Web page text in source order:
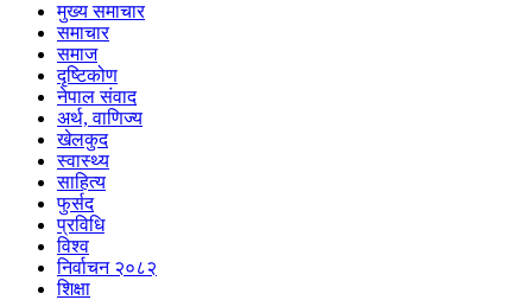
मुख्य समाचार
समाचार
समाज
दृष्टिकोण
नेपाल संवाद
अर्थ, वाणिज्य
खेलकुद
स्वास्थ्य
साहित्य
फुर्सद
प्रविधि
विश्व
निर्वाचन २०८२
शिक्षा